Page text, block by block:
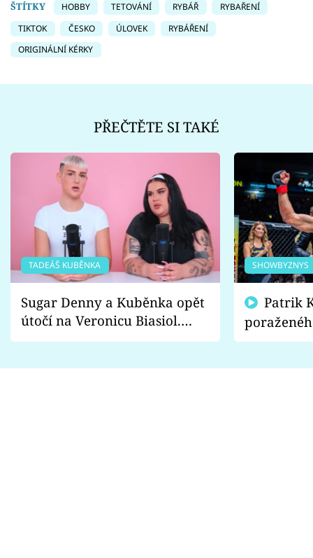
ŠTÍTKY HOBBY TETOVÁNÍ RYBÁŘ
RYBAŘENÍ
TIKTOK
ČESKO ÚLOVEK
RYBÁŘENÍ
ORIGINÁLNÍ KÉRKY
PŘEČTĚTE SI TAKÉ
TADEÁŠ KUBĚNKA
Sugar Denny a Kuběnka opět
útočí na Veronicu Biasiol.
Proč je podle nich falešná a
SHOWBYZNYS
fanoušci